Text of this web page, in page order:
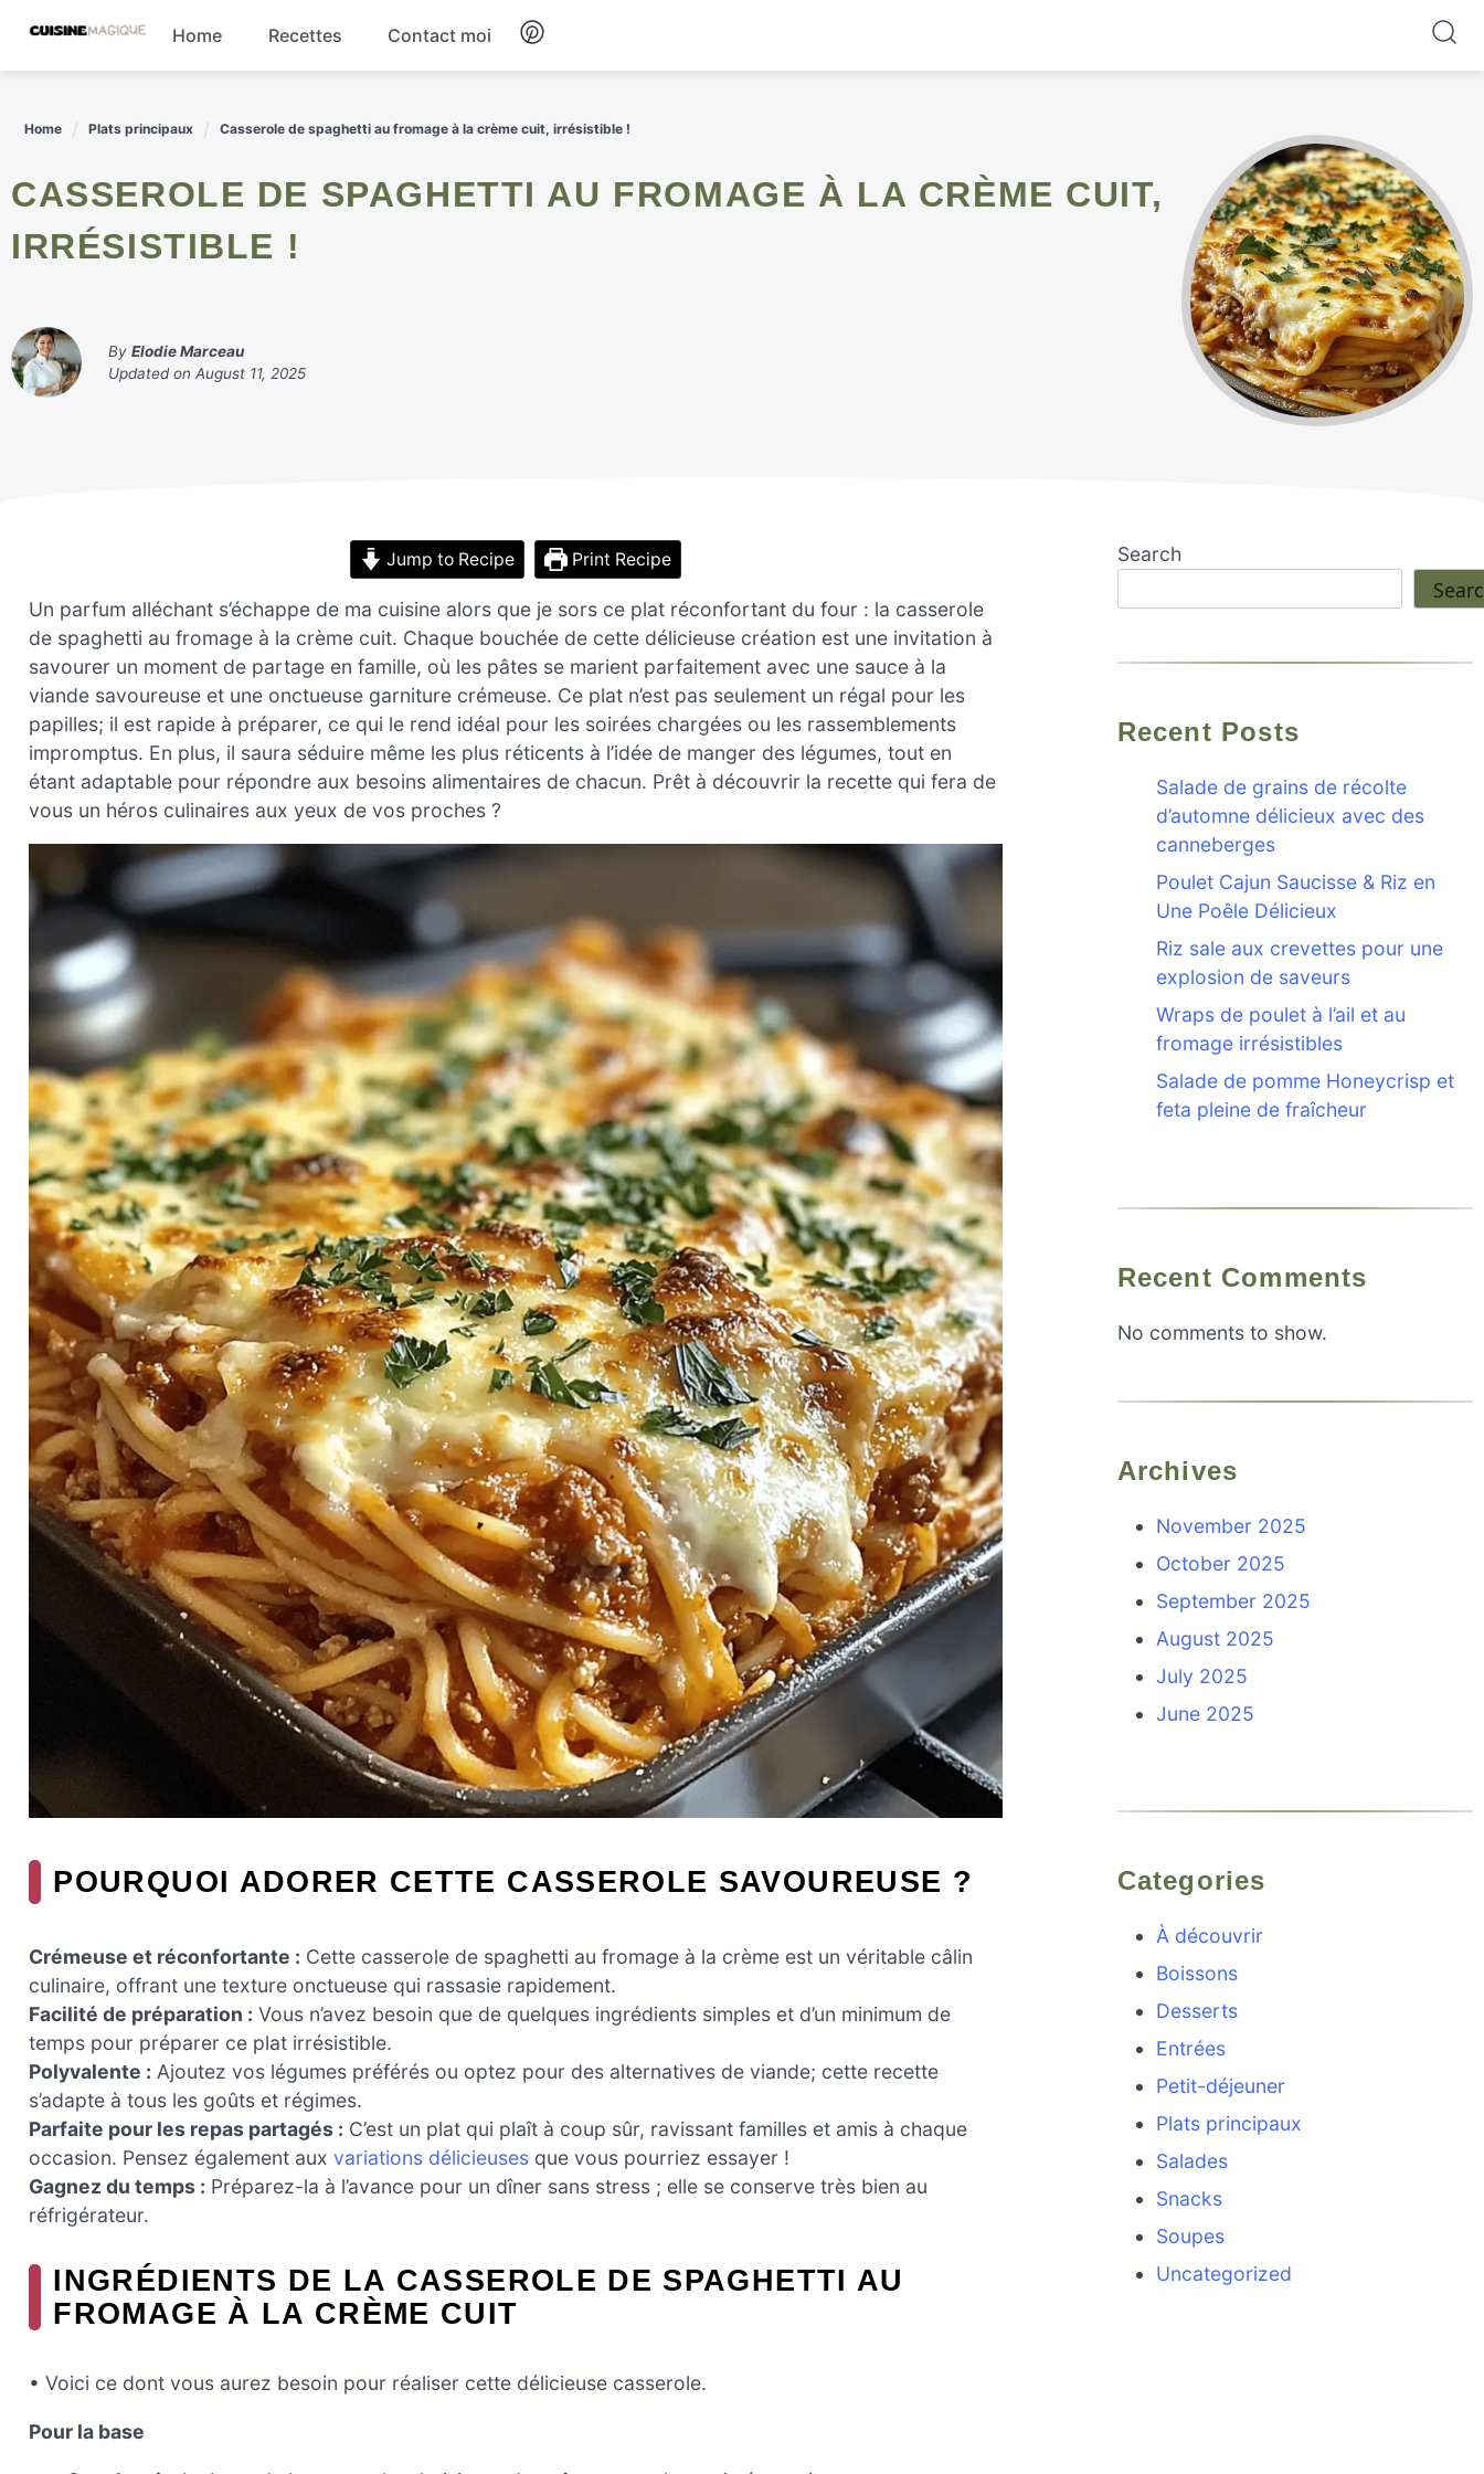
content
Home Recettes Contact moi
Home Plats principaux Casserole de spaghetti au fromage à la crème cuit, irrésistible !
CASSEROLE DE SPAGHETTI AU FROMAGE À LA CRÈME CUIT,
IRRÉSISTIBLE !
By Elodie Marceau
Updated on August 11, 2025
Jump to Recipe Print Recipe
Un parfum alléchant s’échappe de ma cuisine alors que je sors ce plat réconfortant du four : la casserole
de spaghetti au fromage à la crème cuit. Chaque bouchée de cette délicieuse création est une invitation à
savourer un moment de partage en famille, où les pâtes se marient parfaitement avec une sauce à la
viande savoureuse et une onctueuse garniture crémeuse. Ce plat n’est pas seulement un régal pour les
papilles; il est rapide à préparer, ce qui le rend idéal pour les soirées chargées ou les rassemblements
impromptus. En plus, il saura séduire même les plus réticents à l’idée de manger des légumes, tout en
étant adaptable pour répondre aux besoins alimentaires de chacun. Prêt à découvrir la recette qui fera de
vous un héros culinaires aux yeux de vos proches ?
POURQUOI ADORER CETTE CASSEROLE SAVOUREUSE ?
Crémeuse et réconfortante : Cette casserole de spaghetti au fromage à la crème est un véritable câlin
culinaire, offrant une texture onctueuse qui rassasie rapidement.
Facilité de préparation : Vous n’avez besoin que de quelques ingrédients simples et d’un minimum de
temps pour préparer ce plat irrésistible.
Polyvalente : Ajoutez vos légumes préférés ou optez pour des alternatives de viande; cette recette
s’adapte à tous les goûts et régimes.
Parfaite pour les repas partagés : C’est un plat qui plaît à coup sûr, ravissant familles et amis à chaque
occasion. Pensez également aux variations délicieuses que vous pourriez essayer !
Gagnez du temps : Préparez-la à l’avance pour un dîner sans stress ; elle se conserve très bien au
réfrigérateur.
INGRÉDIENTS DE LA CASSEROLE DE SPAGHETTI AU
FROMAGE À LA CRÈME CUIT
• Voici ce dont vous aurez besoin pour réaliser cette délicieuse casserole.
Pour la base
Search
Recent Posts
Salade de grains de récolte
d’automne délicieux avec des
canneberges
Poulet Cajun Saucisse & Riz en
Une Poêle Délicieux
Riz sale aux crevettes pour une
explosion de saveurs
Wraps de poulet à l’ail et au
fromage irrésistibles
Salade de pomme Honeycrisp et
feta pleine de fraîcheur
Recent Comments
No comments to show.
Archives
November 2025
October 2025
September 2025
August 2025
July 2025
June 2025
Categories
À découvrir
Boissons
Desserts
Entrées
Petit-déjeuner
Plats principaux
Salades
Snacks
Soupes
Uncategorized